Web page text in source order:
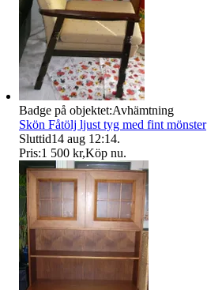
Badge på objektet:Avhämtning
Skön Fåtölj ljust tyg med fint mönster
Sluttid14 aug 12:14.
Pris:1 500 kr,Köp nu.